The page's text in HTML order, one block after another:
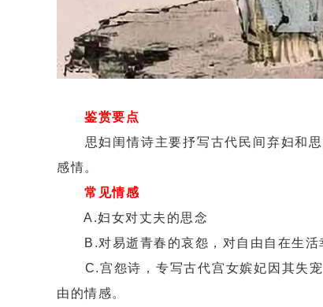
鉴赏要点
思妇闺情诗主要抒写古代民间弃妇和思
感情。
常见情感
A.妇女对丈夫的思念
B.对易逝青春的哀怨，对自由自在生活
C.宫怨诗，专写古代宫女嫔妃因其失宠
由的情感。